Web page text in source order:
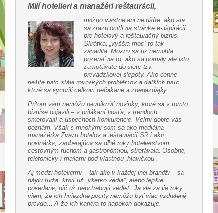
Milí hotelieri a manažéri reštaurácii,
možno vlastne ani netušíte, ako ste
sa zrazu ocitli na stránke e-nšpirácií
pre hotelový a reštauračný biznis.
Skrátka, „vyššia moc“ to tak
zariadila. Možno sa už nemohla
pozerať na to, ako sa pomaly ale isto
zamotávate do siete tzv.
prevádzkovej slepoty. Ako denne
riešite tisíc stále rovnakých problémov a ďalších tisíc,
ktoré sa vynorili celkom nečakane a znenazdajky.
Pritom vám nemôžu neuniknúť novinky, ktoré sa v tomto
biznise objavili – v prilákaní hosťa, v trendoch,
smerovaní a úspechoch konkurencie. Veľmi dobre vás
poznám. Však s mnohými som sa ako mediálna
manažérka Zväzu hotelov a reštaurácií SR i ako
novinárka, zaoberajúca sa dlhé roky hotelierstvom,
cestovným ruchom a gastronómiou, stretávala. Osobne,
telefonicky i mailami pod vlastnou „hlavičkou“.
Aj medzi hoteliermi – tak ako v každej inej brandži – sa
nájdu ľudia, ktorí už „všetko vedia“, alebo lepšie
povedané, nič už nepotrebujú vedieť. Ja ale za tie roky
viem, že ich hviezdne pocity nemôžu byť viac vzdialené
pravde... A že ich kariéra to napokon dokazuje.